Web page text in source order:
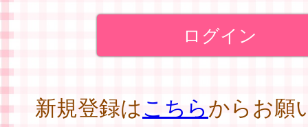
新規登録はこちらからお願